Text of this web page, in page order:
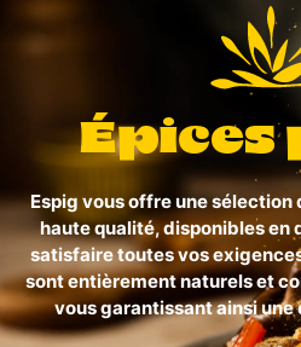
Épices
Espig vous offre une sélection
haute qualité, disponibles en
satisfaire toutes vos
sont entièrement naturels et
vous garantissant ainsi